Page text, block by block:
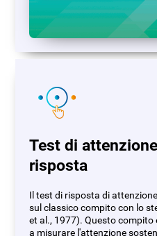
Test di
risposta
Il test di risposta di
sul classico compito con lo
et al., 1977). Questo
a misurare l'attenzione